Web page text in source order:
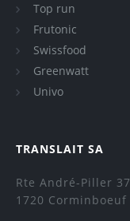
Top run
Frutonic
Swissfood
Greenwatt
Univo
TRANSLAIT SA
Rte André-Piller 37
1720 Corminboeuf